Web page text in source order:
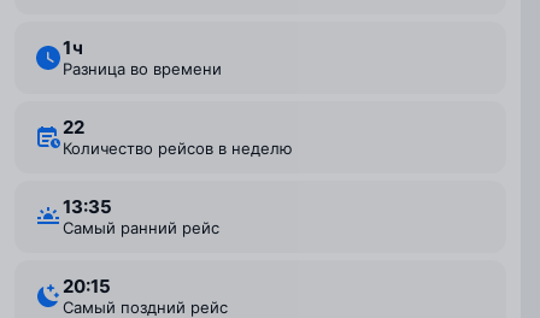
1 ⁠ч
Разница во времени
22
Количество рейсов в неделю
13:35
Самый ранний рейс
20:15
Самый поздний рейс